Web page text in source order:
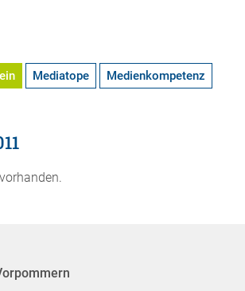
Mediatope Medienkompetenz